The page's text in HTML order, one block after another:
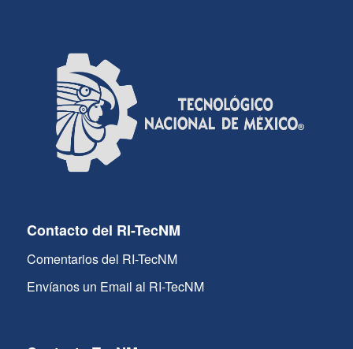
Contacto del RI-TecNM
Comentarios del RI-TecNM
Envíanos un Email al RI-TecNM